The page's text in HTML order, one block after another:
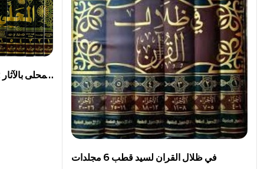
في ظلال القران لسيد قطب 6 مجلدات